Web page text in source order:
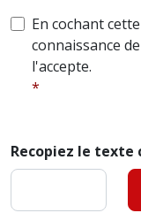
En cochant
connaissance
l'accepte.
Recopiez le texte